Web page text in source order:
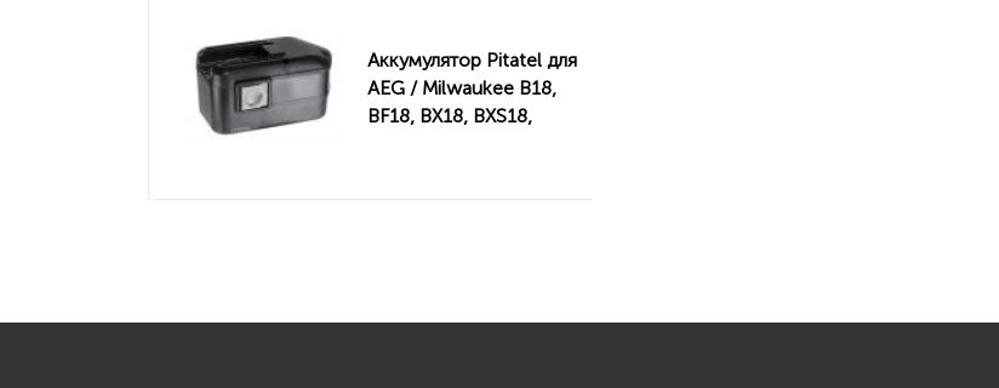
Аккумулятор Pitatel для
AEG / Milwaukee B18,
BF18, BX18, BXS18,